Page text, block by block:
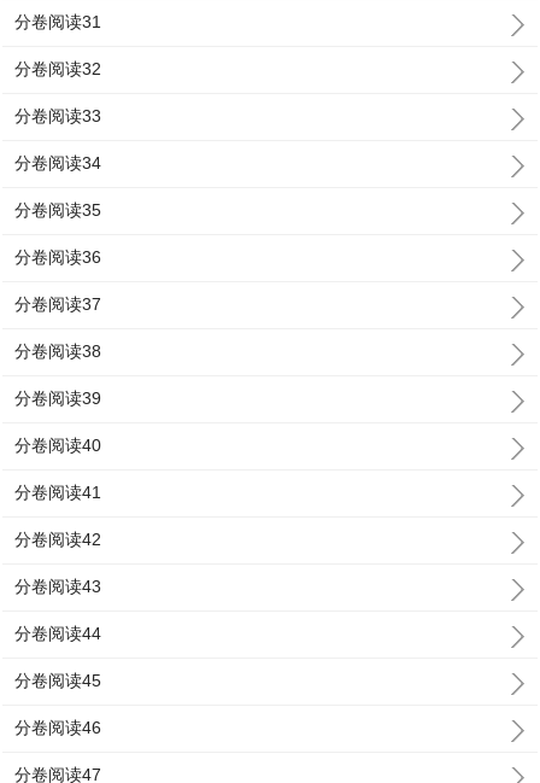
分卷阅读31
分卷阅读32
分卷阅读33
分卷阅读34
分卷阅读35
分卷阅读36
分卷阅读37
分卷阅读38
分卷阅读39
分卷阅读40
分卷阅读41
分卷阅读42
分卷阅读43
分卷阅读44
分卷阅读45
分卷阅读46
分卷阅读47